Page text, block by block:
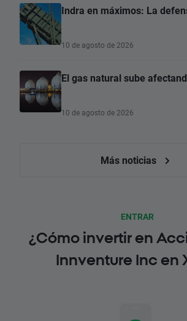
Indra en máximos: La
10 de agosto de 2026
El gas natural sube
10 de agosto de 2026
Más noticias
ENTRAR
¿Cómo invertir en
Innventure Inc en